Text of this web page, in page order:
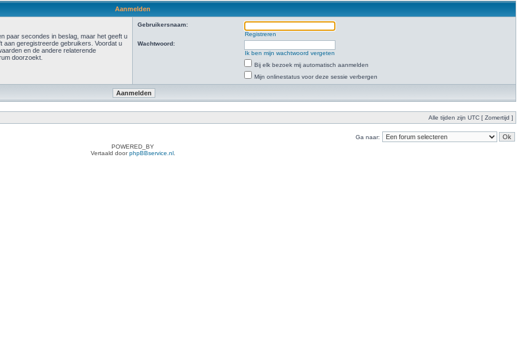
Aanmelden
paar secondes in beslag, maar het geeft u
aan geregistreerde gebruikers. Voordat u
en de andere relaterende
doorzoekt.
Gebruikersnaam:
Registreren
Wachtwoord:
Ik ben mijn wachtwoord vergeten
Bij elk bezoek mij automatisch aanmelden
Mijn onlinestatus voor deze sessie verbergen
Alle tijden zijn UTC [ Zomertijd ]
Ga naar:
POWERED_BY
Vertaald doorphpBBservice.nl.